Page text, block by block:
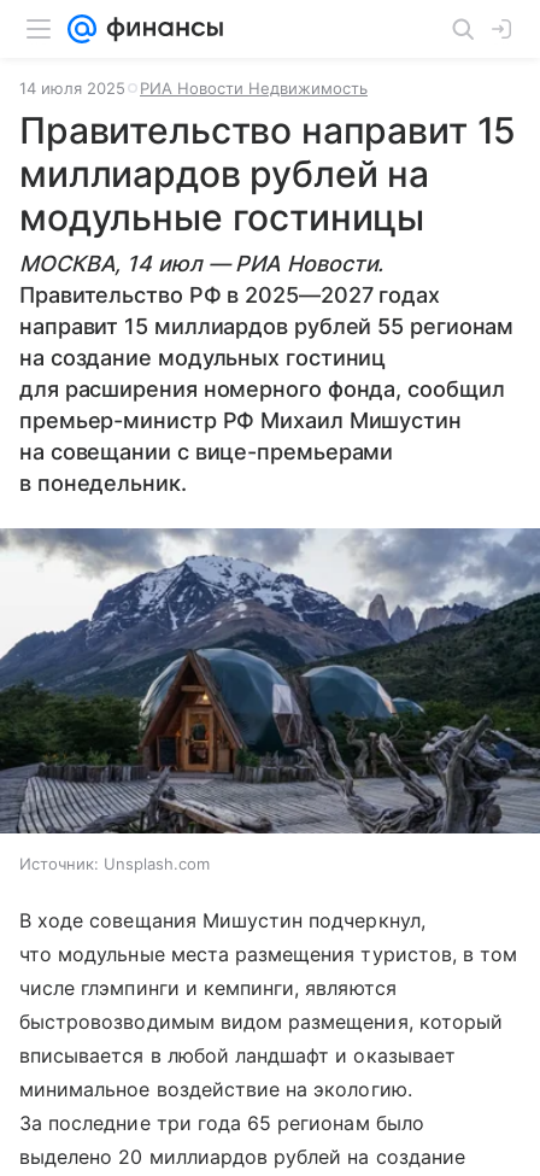
14 июля 2025 РИА Новости Недвижимость
Правительство направит 15
миллиардов рублей на
модульные гостиницы
МОСКВА, 14 июл — РИА Новости.
Правительство РФ в 2025—2027 годах
направит 15 миллиардов рублей 55 регионам
на создание модульных гостиниц
для расширения номерного фонда, сообщил
премьер-министр РФ Михаил Мишустин
на совещании с вице-премьерами
в понедельник.
Источник: Unsplash.com
В ходе совещания Мишустин подчеркнул,
что модульные места размещения туристов, в том
числе глэмпинги и кемпинги, являются
быстровозводимым видом размещения, который
вписывается в любой ландшафт и оказывает
минимальное воздействие на экологию.
За последние три года 65 регионам было
выделено 20 миллиардов рублей на создание